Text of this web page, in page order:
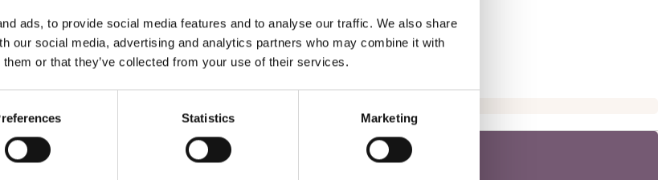
ads, to provide social media features and to analyse our traffic. We also share
our social media, advertising and analytics partners who may combine it with
or that they’ve collected from your use of their services.
Statistics Marketing